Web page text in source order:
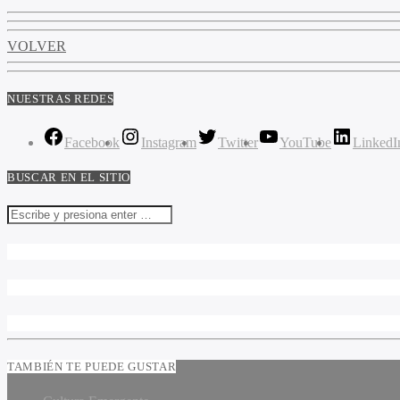
VOLVER
NUESTRAS REDES
Facebook Instagram Twitter YouTube
BUSCAR EN EL SITIO
TAMBIÉN TE PUEDE GUSTAR